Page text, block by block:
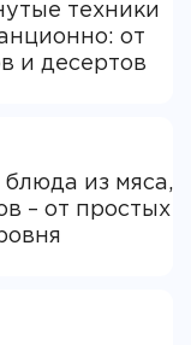
техники
от
блюда из мяса,
– от простых